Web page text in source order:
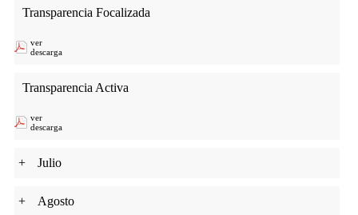
Transparencia Focalizada
ver
descarga
Transparencia Activa
ver
descarga
+ Julio
+ Agosto